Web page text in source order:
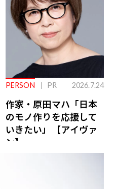
PERSON PR 2026.7.24
作家・原田マハ「日本
のモノ作りを応援して
いきたい」【アイヴァ
ン】